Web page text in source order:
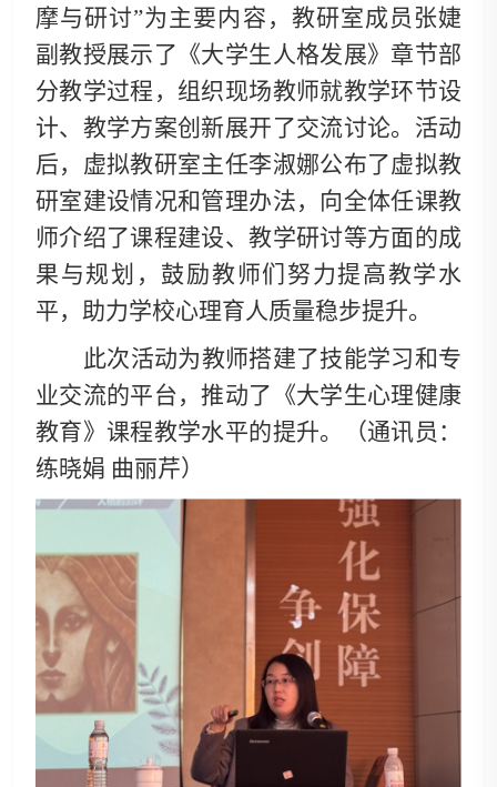
摩与研讨”为主要内容，教研室成员张婕
副教授展示了《大学生人格发展》章节部
分教学过程，组织现场教师就教学环节设
计、教学方案创新展开了交流讨论。活动
后，虚拟教研室主任李淑娜公布了虚拟教
研室建设情况和管理办法，向全体任课教
师介绍了课程建设、教学研讨等方面的成
果与规划，鼓励教师们努力提高教学水
平，助力学校心理育人质量稳步提升。
此次活动为教师搭建了技能学习和专
业交流的平台，推动了《大学生心理健康
教育》课程教学水平的提升。（通讯员：
练晓娟 曲丽芹）